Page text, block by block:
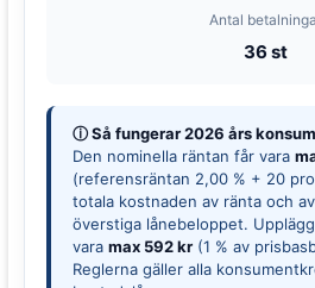
Antal
36 st
ⓘ Så fungerar 2026 års
Den nominella räntan får vara
(referensräntan 2,00 % + 20
totala kostnaden av ränta och
överstiga lånebeloppet.
vara max 592 kr(1 % av
Reglerna gäller alla